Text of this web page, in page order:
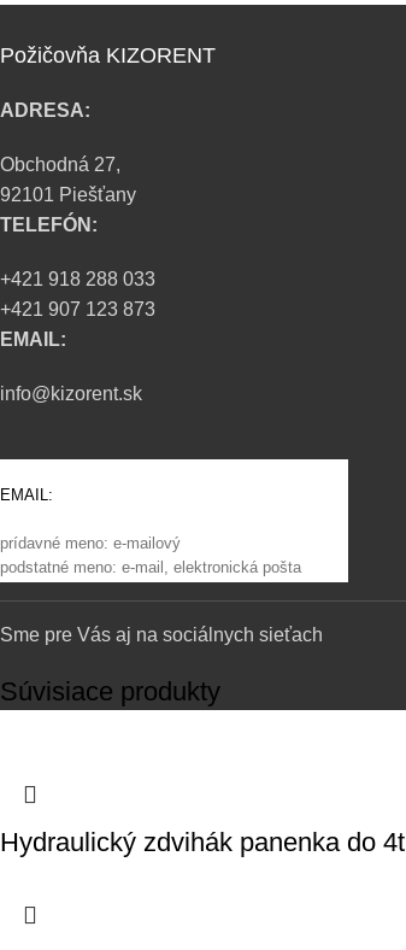
Požičovňa KIZORENT
ADRESA:
Obchodná 27,
92101 Piešťany
TELEFÓN:
+421 918 288 033
+421 907 123 873
EMAIL:
info@kizorent.sk
EMAIL:
prídavné meno: e-mailový
podstatné meno: e-mail, elektronická pošta
Sme pre Vás aj na sociálnych sieťach
Súvisiace produkty
Hydraulický zdvihák panenka do 4t